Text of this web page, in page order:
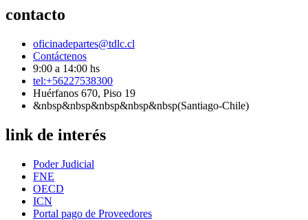
contacto
oficinadepartes@tdlc.cl
Contáctenos
9:00 a 14:00 hs
tel:+56227538300
Huérfanos 670, Piso 19
&nbsp&nbsp&nbsp&nbsp&nbsp(Santiago-Chile)
link de interés
Poder Judicial
FNE
OECD
ICN
Portal pago de Proveedores